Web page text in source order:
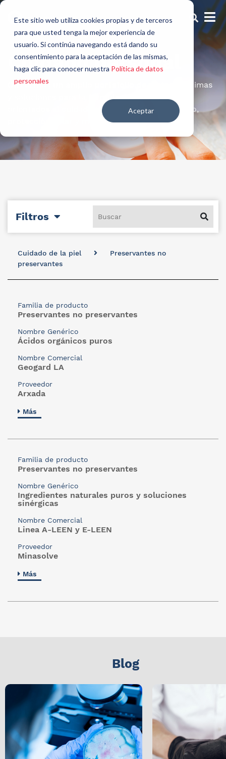
Este sitio web utiliza cookies propias y de terceros
para que usted tenga la mejor experiencia de
usuario. Si continúa navegando está dando su
consentimiento para la aceptación de las mismas,
haga clic para conocer nuestra Política de datos
personales
Aceptar
Cuidado personal
Ofrecemos un amplio portafolio de materias primas
y soluciones para la formulación de productos
orientados al cuidado de la piel, cabello, cuerpo,
protección solar y maquillaje.
Filtros
Cuidado de la piel
Preservantes no
preservantes
Familia de producto
Preservantes no preservantes
Nombre Genérico
Ácidos orgánicos puros
Nombre Comercial
Geogard LA
Proveedor
Arxada
Más
Familia de producto
Preservantes no preservantes
Nombre Genérico
Ingredientes naturales puros y soluciones
sinérgicas
Nombre Comercial
Linea A-LEEN y E-LEEN
Proveedor
Minasolve
Más
Blog